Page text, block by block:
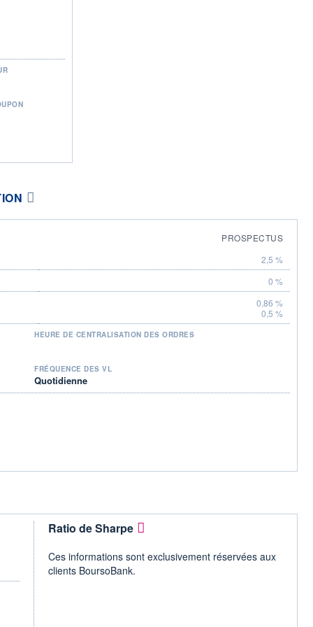
PROSPECTUS
2,5 %
0 %
0,86 %
0,5 %
HEURE DE CENTRALISATION DES ORDRES
FRÉQUENCE DES VL
Quotidienne
Ratio de Sharpe
Ces informations sont exclusivement réservées aux
clients BoursoBank.